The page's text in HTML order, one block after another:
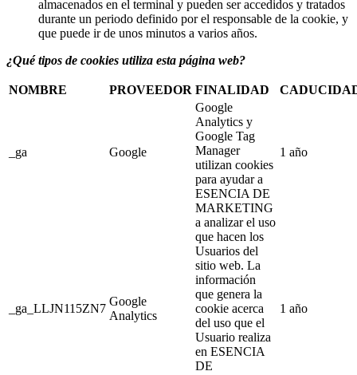
almacenados en el terminal y pueden ser accedidos y tratados
durante un periodo definido por el responsable de la cookie, y
que puede ir de unos minutos a varios años.
¿Qué tipos de cookies utiliza esta página web?
NOMBRE PROVEEDOR FINALIDAD
_ga Google
Google
Analytics y
Google Tag
Manager
utilizan cookies
para ayudar a
ESENCIA DE
MARKETING
a analizar el uso
que hacen los
Usuarios del
sitio web. La
información
que genera la
cookie acerca
del uso que el
Usuario realiza
en ESENCIA
DE
1 año
_ga_LLJN115ZN7
Google
Analytics
1 año